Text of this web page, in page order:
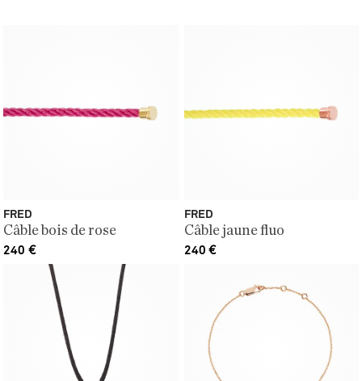
Câble bois de rose
FRED
240 €
Câble jaune fluo
FRED
240€